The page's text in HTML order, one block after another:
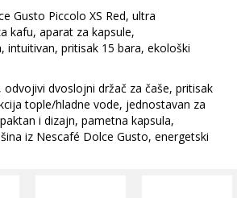
Gusto Piccolo XS Red, ultra
kafu, aparat za kapsule,
intuitivan, pritisak 15 bara, ekološki
odvojivi dvoslojni držač za čaše, pritisak
tople/hladne vode, jednostavan za
i dizajn, pametna kapsula,
iz Nescafé Dolce Gusto, energetski